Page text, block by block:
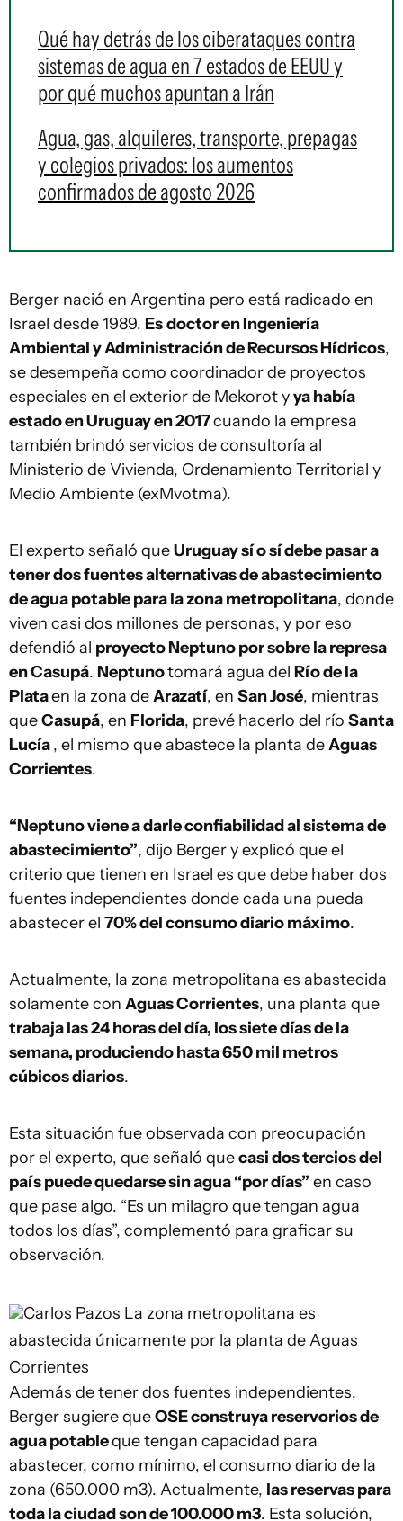
Qué hay detrás de los ciberataques contra
sistemas de agua en 7 estados de EEUU y
por qué muchos apuntan a Irán
Agua, gas, alquileres, transporte, prepagas
y colegios privados: los aumentos
confirmados de agosto 2026
Berger nació en Argentina pero está radicado en
Israel desde 1989. Esdoctor en Ingeniería
Ambiental y Administración de Recursos Hídricos,
se desempeña como coordinador de proyectos
especiales en el exterior de Mekorot yya había
estado en Uruguay en 2017cuando la empresa
también brindó servicios de consultoría al
Ministerio de Vivienda, Ordenamiento Territorial y
Medio Ambiente (exMvotma).
El experto señaló queUruguay sí o sí debe pasar a
tener dos fuentes alternativas de abastecimiento
de agua potable para la zona metropolitana, donde
viven casi dos millones de personas, y por eso
defendió al proyecto Neptuno por sobre la represa
en Casupá. Neptunotomará agua del Río de la
Plataen la zona deArazatí, en San José, mientras
queCasupá, en Florida, prevé hacerlo del río Santa
Lucía, el mismo que abastece la planta deAguas
Corrientes.
“Neptuno viene a darle confiabilidad al sistema de
abastecimiento”, dijo Berger y explicó que el
criterio que tienen en Israel es que debe haber dos
fuentes independientes donde cada una pueda
abastecer el 70% del consumo diario máximo.
Actualmente, la zona metropolitana es abastecida
solamente con Aguas Corrientes, una planta que
trabaja las 24 horas del día, los siete días de la
semana, produciendo hasta 650 mil metros
cúbicos diarios.
Esta situación fue observada con preocupación
por el experto, que señaló quecasi dos tercios del
país puede quedarse sin agua “por días” en caso
que pase algo. “Es un milagro que tengan agua
todos los días”, complementó para graficar su
observación.
Carlos Pazos La zona metropolitana es
abastecida únicamente por la planta de Aguas
Corrientes
Además de tener dos fuentes independientes,
Berger sugiere queOSE construya reservorios de
agua potableque tengan capacidad para
abastecer, como mínimo, el consumo diario de la
zona (650.000 m3). Actualmente, las reservas para
toda la ciudad son de 100.000 m3. Esta solución,